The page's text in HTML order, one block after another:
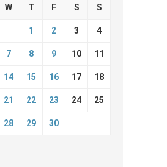
W T F S S
1 2 3 4
7 8 9 10 11
14 15 16 17 18
21 22 23 24 25
28 29 30